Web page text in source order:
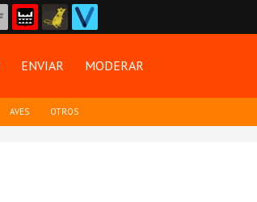
ENVIAR MODERAR
AVES OTROS